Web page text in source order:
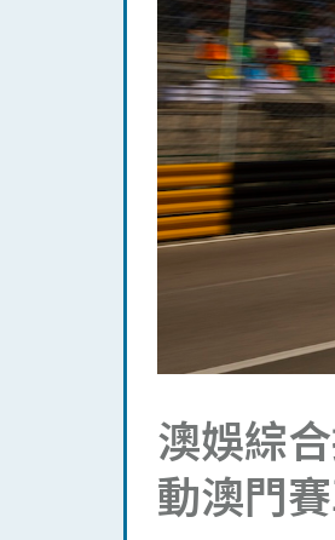
澳娛綜
動澳門